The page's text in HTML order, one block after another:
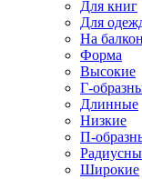
Для книг
Для
На балкон
Форма
Высокие
Г-
Длинные
Низкие
П-
Широкие